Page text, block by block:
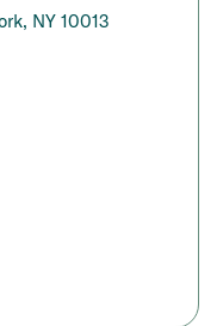
NY 10013